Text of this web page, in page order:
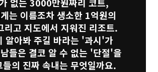
는 이름조차 생소한 1억원의
리고 지도에서 지워진 리조트.
알아봐 주길 바라는 '과시'가
들은 결코 알 수 없는 '단절'을
들의 진짜 속내는 무엇일까요.